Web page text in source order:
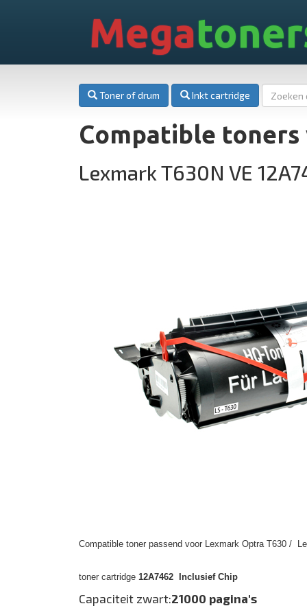
Mega
Toner of drum Inkt cartridge
Compatible toners
Lexmark T630N VE
Compatible toner passend voor Lexmark Optra T630 /
toner cartridge 12A7462 Inclusief Chip
Capaciteit zwart:21000 pagina's